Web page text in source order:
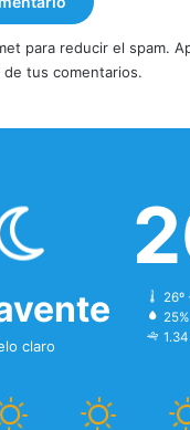
para reducir el spam.
tus comentarios.
claro
26º
25%